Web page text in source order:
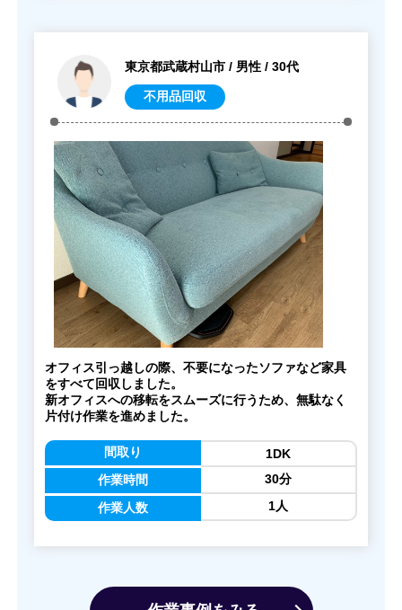
東京都武蔵村山市 / 男性 / 30代
不用品回収
オフィス引っ越しの際、不要になったソファなど家具
をすべて回収しました。
新オフィスへの移転をスムーズに行うため、無駄なく
片付け作業を進めました。
間取り
作業時間
作業人数
1DK
30分
1人